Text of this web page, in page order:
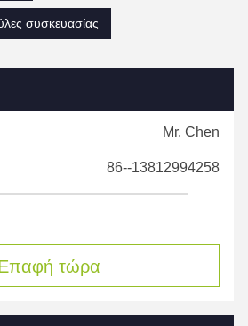
συσκευασίας
Mr. Chen
86--13812994258
τώρα